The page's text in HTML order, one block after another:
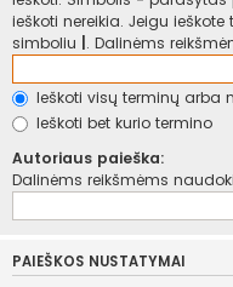
ieškoti nereikia. Jeigu
simboliu . Dalinėms
Ieškoti visų terminų arba
Ieškoti bet kurio termino
Autoriaus paieška:
Dalinėms reikšmėms
PAIEŠKOS NUSTATYMAI